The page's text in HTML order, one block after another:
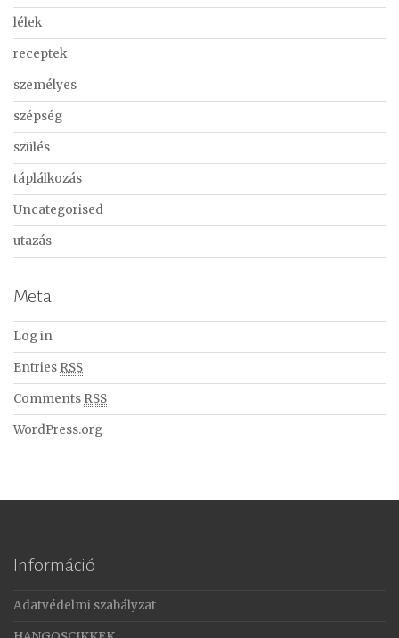
lélek
receptek
személyes
szépség
szülés
táplálkozás
Uncategorised
utazás
Meta
Log in
Entries RSS
Comments RSS
WordPress.org
Információ
Adatvédelmi szabályzat